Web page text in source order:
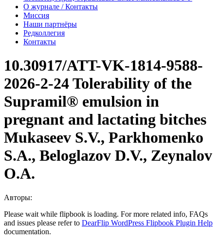
О журнале / Контакты
Миссия
Наши партнёры
Редколлегия
Контакты
10.30917/ATT-VK-1814-9588-
2026-2-24 Tolerability of the
Supramil® emulsion in
pregnant and lactating bitches
Mukaseev S.V., Parkhomenko
S.A., Beloglazov D.V., Zeynalov
O.A.
Авторы:
Please wait while flipbook is loading. For more related info, FAQs
and issues please refer to DearFlip WordPress Flipbook Plugin Help
documentation.